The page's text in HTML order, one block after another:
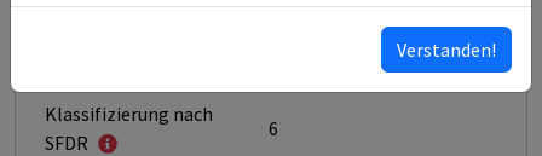
Vanguard Global Advisers
Klassifizierung nach
SFDR
6
Verstanden!